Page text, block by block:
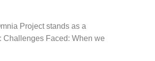
Project stands as a
Challenges Faced: When we